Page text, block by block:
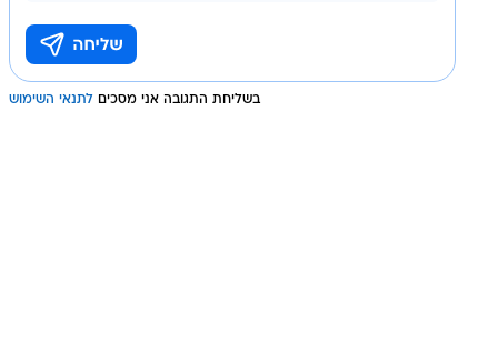
בשליחת התגובה אני מסכים לתנאי השימוש